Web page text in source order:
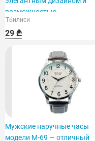
возможностью
персонализации.
Тбилиси
29 ₾
Мужские наручные часы
модели M-69 — отличный